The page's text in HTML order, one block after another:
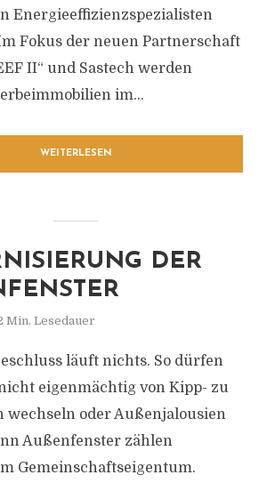
Energieeffizienzspezialisten
Fokus der neuen Partnerschaft
II“ und Sastech werden
im...
WEITERLESEN
DER
Min. Lesedauer
läuft nichts. So dürfen
eigenmächtig von Kipp- zu
wechseln oder Außenjalousien
Außenfenster zählen
Gemeinschaftseigentum.